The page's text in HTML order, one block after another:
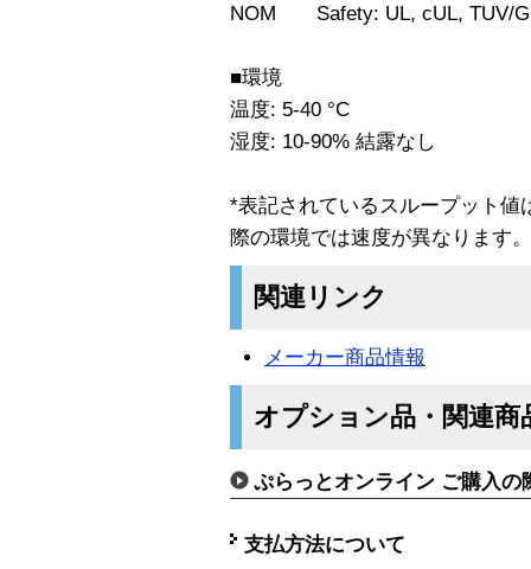
NOM Safety: UL, cUL, TUV/
■環境
温度: 5-40 °C
湿度: 10-90% 結露なし
*表記されているスループット値
際の環境では速度が異なります。
関連リンク
メーカー商品情報
オプション品・関連商
ぷらっとオンライン ご購入の
支払方法について